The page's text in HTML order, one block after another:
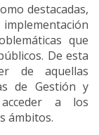
destacadas,
que
De esta
de aquellas
de Gestión y
a los
ámbitos.